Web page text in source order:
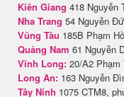
Kiên Giang 418 Nguyễn
Nha Trang 54 Nguyễn
Vũng Tàu 185B Phạm
Quảng Nam 61 Nguyễn
Vĩnh Long: 20/A2 Phạm
Long An: 163 Nguyễn
Tây Ninh 1075 CTM8,